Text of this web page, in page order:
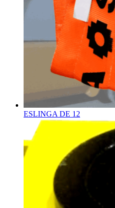
ESLINGA DE 12